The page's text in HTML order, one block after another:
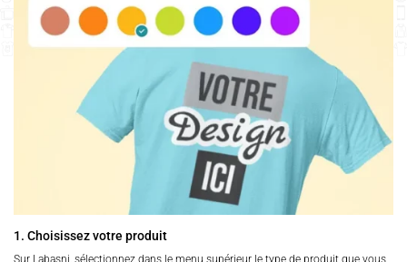
1. Choisissez votre produit
Sur Labasni, sélectionnez dans le menu supérieur le type de produit que vous